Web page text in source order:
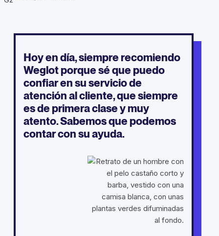
Hoy en día, siempre recomiendo
Weglot porque sé que puedo
confiar en su servicio de
atención al cliente, que siempre
es de primera clase y muy
atento. Sabemos que podemos
contar con su ayuda.